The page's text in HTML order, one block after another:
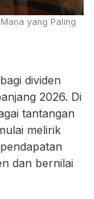
yang Paling
dividen
2026. Di
tantangan
melirik
dan bernilai